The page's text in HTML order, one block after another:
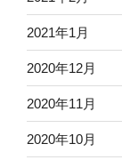
2021年1月
2020年12月
2020年11月
2020年10月